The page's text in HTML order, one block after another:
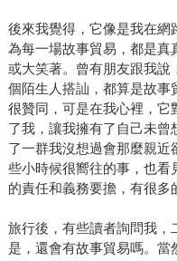
後來我覺得，它像是我在網
為每一場故事貿易，都是真
或大笑著。曾有朋友跟我說
個陌生人搭訕，都算是故事
很贊同，可是在我心裡，它
了我，讓我擁有了自己未
了一群我沒想過會那麼親
些小時候很嚮往的事，也看
的責任和義務要擔，有很多
旅行後，有些讀者詢問我，
是，還會有故事貿易嗎。